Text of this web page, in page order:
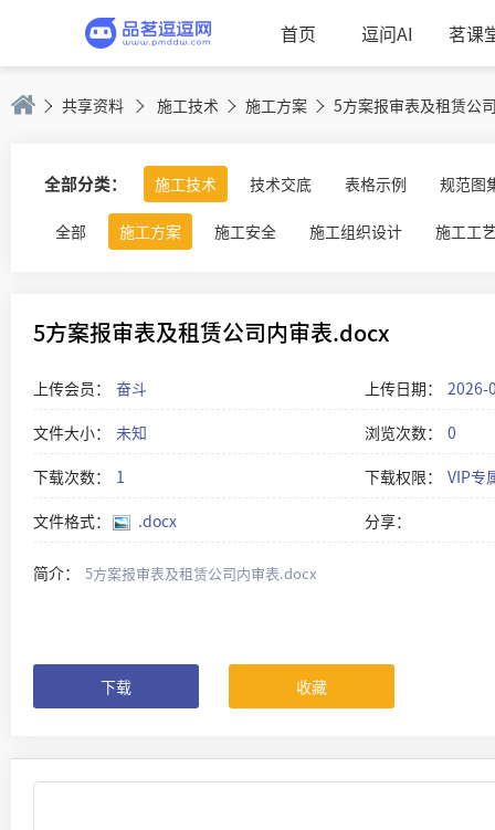
首页 逗问AI 茗课
共享资料 施工技术 施工方案 5方案报审表及租赁公
全部分类： 施工技术 技术交底 表格示例 规范图
全部 施工方案 施工安全 施工组织设计 施工工
5方案报审表及租赁公司内审表.docx
上传会员： 奋斗 上传日期：
2026-
文件大小：
未知 浏览次数：
0
下载次数：
1 下载权限：
VIP专
文件格式：
.docx 分享：
简介： 5方案报审表及租赁公司内审表.docx
下载 收藏